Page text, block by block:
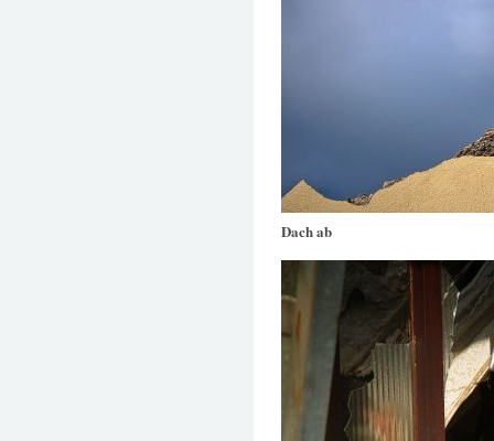
Dach ab